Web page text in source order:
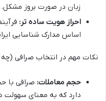
زبان در صورت بروز مشکل.
احراز هویت ساده تر:
اساس مدارک شناسایی
نکات مهم در انتخاب صرافی
حجم معاملات: صرافی با
دارد که به معنای سهولت